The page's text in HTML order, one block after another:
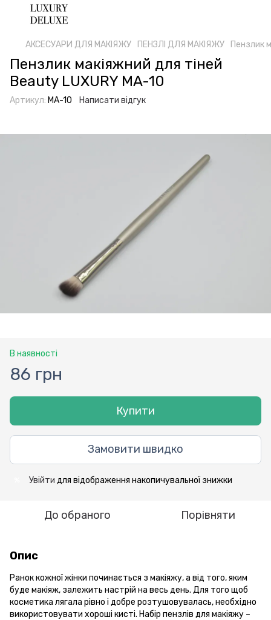
АКСЕСУАРИ ДЛЯ МАКІЯЖУ ПЕНЗЛІ ДЛЯ МАКІЯЖУ Пензлик
Пензлик макіяжний для тіней
Beauty LUXURY MA-10
Артикул: MA-10 Написати відгук
В наявності
86 грн
Купити
Замовити швидко
Увійти для відображення накопичувальної знижки
До обраного Порівняти
Опис
Ранок кожної жінки починається з макіяжу, а від того, яким
буде макіяж, залежить настрій на весь день. Для того щоб
косметика лягала рівно і добре розтушовувалась, необхідно
використовувати хороші кисті. Набір пензлів для макіяжу –